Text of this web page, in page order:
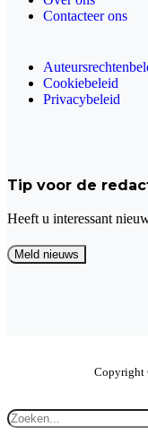
Contacteer ons
Cookiebeleid
Privacybeleid
Tip voor de
Heeft u interessant
Copyright